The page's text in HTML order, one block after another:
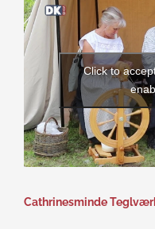
Click to
Cathrinesminde